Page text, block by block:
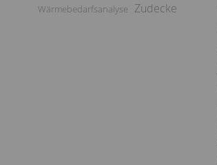
Wärmebedarfsanalyse
Zudecke